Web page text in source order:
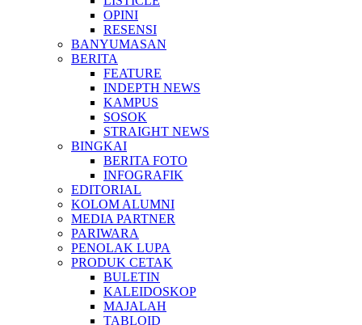
OPINI
RESENSI
BANYUMASAN
BERITA
FEATURE
INDEPTH NEWS
KAMPUS
SOSOK
STRAIGHT NEWS
BINGKAI
BERITA FOTO
INFOGRAFIK
EDITORIAL
KOLOM ALUMNI
MEDIA PARTNER
PARIWARA
PENOLAK LUPA
PRODUK CETAK
BULETIN
KALEIDOSKOP
MAJALAH
TABLOID